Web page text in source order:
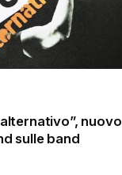
nuovo
sulle band